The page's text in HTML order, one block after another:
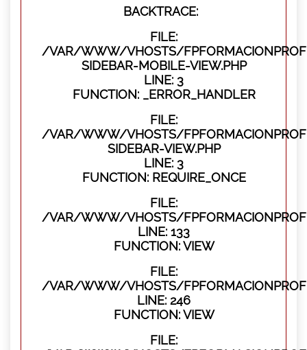
BACKTRACE:
FILE:
/VAR/WWW/VHOSTS/
SIDEBAR-MOBILE-VIEW.PHP
LINE: 3
FUNCTION: _ERROR_HANDLER
FILE:
/VAR/WWW/VHOSTS/
SIDEBAR-VIEW.PHP
LINE: 3
FUNCTION: REQUIRE_ONCE
FILE:
/VAR/WWW/VHOSTS/
LINE: 133
FUNCTION: VIEW
FILE:
/VAR/WWW/VHOSTS/
LINE: 246
FUNCTION: VIEW
FILE: